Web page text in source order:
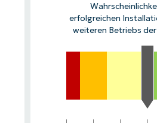
erfolgreichen
weiteren Betriebs